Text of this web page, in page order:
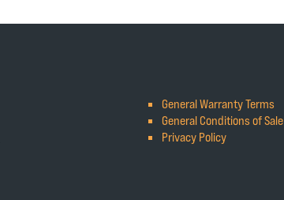
General Warranty Terms
General Conditions of Sale
Privacy Policy